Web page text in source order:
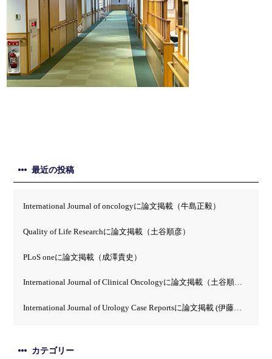
最近の投稿
International Journal of oncologyに論文掲載（牛島正毅）
Quality of Life Researchに論文掲載（土谷順彦）
PLoS oneに論文掲載（成澤貴史）
International Journal of Clinical Oncologyに論文掲載（土谷順彦）
カテゴリー